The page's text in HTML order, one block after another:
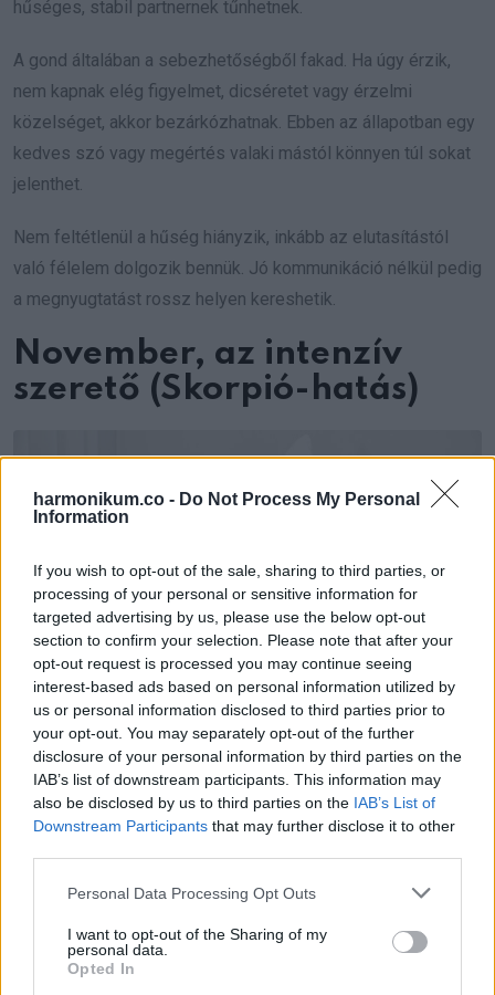
harmonikum.co - Do Not Process My Personal
Information
If you wish to opt-out of the sale, sharing to third parties, or
processing of your personal or sensitive information for
targeted advertising by us, please use the below opt-out
section to confirm your selection. Please note that after your
opt-out request is processed you may continue seeing
interest-based ads based on personal information utilized by
us or personal information disclosed to third parties prior to
your opt-out. You may separately opt-out of the further
disclosure of your personal information by third parties on the
IAB’s list of downstream participants. This information may
also be disclosed by us to third parties on the IAB’s List of
Downstream Participants that may further disclose it to other
Please note that this website/app uses one or more Google
not limited to your visit or usage behaviour. You may click to
grant or deny consent to Google and its third-party tags to
use your data for below specified purposes in below Google
Personal Data Processing Opt Outs
I want to opt-out of the Sharing of my
personal data.
Opted In
hűséges, stabil partnernek tűnhetnek.
A gond általában a sebezhetőségből fakad. Ha úgy érzik,
nem kapnak elég figyelmet, dicséretet vagy érzelmi
közelséget, akkor bezárkózhatnak. Ebben az állapotban egy
kedves szó vagy megértés valaki mástól könnyen túl sokat
jelenthet.
Nem feltétlenül a hűség hiányzik, inkább az elutasítástól
való félelem dolgozik bennük. Jó kommunikáció nélkül pedig
a megnyugtatást rossz helyen kereshetik.
November, az intenzív
szerető (Skorpió-hatás)
A novemberi férfiakat gyakran jellemzik szenvedélyesnek
és erős kisugárzásúnak. Ha elköteleződnek, mélyen
kötődnek, és sokszor védik azt, ami fontos nekik. Ez a fajta
A Skorpióhoz társított energia a vágyhoz és a titkokhoz is
kapcsolódik. Ha valaki éretlenül kezeli ezt, akkor